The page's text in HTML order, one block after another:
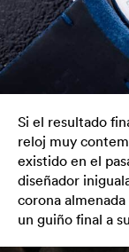
Si el resultado
reloj muy
existido en el
diseñador
corona
un guiño final a